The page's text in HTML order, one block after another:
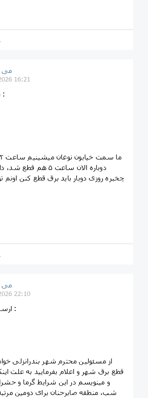
🌊
16:21
👤 #پیام_شهروند :
دوباره الان ساعت ۵ هم
چخبره روزی دوبار باید برق قطع کنن اونم
🌊
22:10
👤 #ارسالی_شهروند :
از مسئولین محترم شهر بندرانزلی
قطع برق شهر و اعلام بفرمایید به علت
شب، منطقه صابرحنان برای دومین